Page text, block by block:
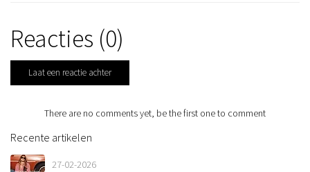
Reacties (0)
Laat een reactie achter
There are no comments yet, be the first one to comment
Recente artikelen
27-02-2026